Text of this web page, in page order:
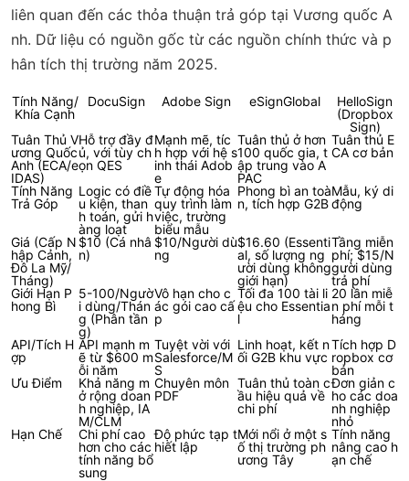
liên quan đến các thỏa thuận trả góp tại Vương quốc A
nh. Dữ liệu có nguồn gốc từ các nguồn chính thức và p
hân tích thị trường năm 2025.
Tính Năng/
Khía Cạnh
DocuSign Adobe Sign eSignGlobal
HelloSign
(Dropbox
Sign)
Tuân Thủ V
ương Quốc
Anh (ECA/e
IDAS)
Hỗ trợ đầy đ
ủ, với tùy ch
ọn QES
Mạnh mẽ, tíc
h hợp với hệ s
inh thái Adob
e
Tuân thủ ở hơn
100 quốc gia, t
ập trung vào A
PAC
Tuân thủ E
CA cơ bản
Tính Năng
Trả Góp
Logic có điề
u kiện, than
h toán, gửi h
àng loạt
Tự động hóa
quy trình làm
việc, trường
biểu mẫu
Phong bì an toà
n, tích hợp G2B
Mẫu, ký di
động
Giá (Cấp N
hập Cảnh,
Đô La Mỹ/
Tháng)
$10 (Cá nhâ
n)
$10/Người dù
ng
$16.60 (Essenti
al, số lượng ng
ười dùng không
giới hạn)
Tầng miễn
phí; $15/N
gười dùng
trả phí
Giới Hạn P
hong Bì
5-100/Ngườ
i dùng/Thán
g (Phân tần
g)
Vô hạn cho c
ác gói cao cấ
p
Tối đa 100 tài li
ệu cho Essentia
l
20 lần miễ
n phí mỗi t
háng
API/Tích H
ợp
API mạnh m
ẽ từ $600 m
ỗi năm
Tuyệt vời với
Salesforce/M
S
Linh hoạt, kết n
ối G2B khu vực
Tích hợp D
ropbox cơ
bản
Ưu Điểm
Khả năng m
ở rộng doan
h nghiệp, IA
M/CLM
Chuyên môn
PDF
Tuân thủ toàn c
ầu hiệu quả về
chi phí
Đơn giản c
ho các doa
nh nghiệp
nhỏ
Hạn Chế
Chi phí cao
hơn cho các
tính năng bổ
sung
Độ phức tạp t
hiết lập
Mới nổi ở một s
ố thị trường ph
ương Tây
Tính năng
nâng cao h
ạn chế